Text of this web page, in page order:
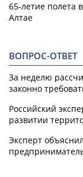
65-летие полета
Алтае
ВОПРОС-ОТВЕТ
За неделю
законно
Российский
развитии
Эксперт